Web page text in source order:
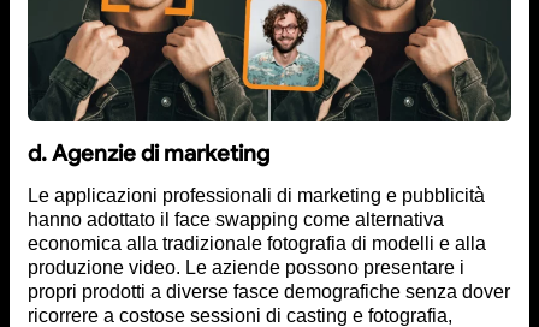
d. Agenzie di marketing
Le applicazioni professionali di marketing e pubblicità
hanno adottato il face swapping come alternativa
economica alla tradizionale fotografia di modelli e alla
produzione video. Le aziende possono presentare i
propri prodotti a diverse fasce demografiche senza dover
ricorrere a costose sessioni di casting e fotografia,